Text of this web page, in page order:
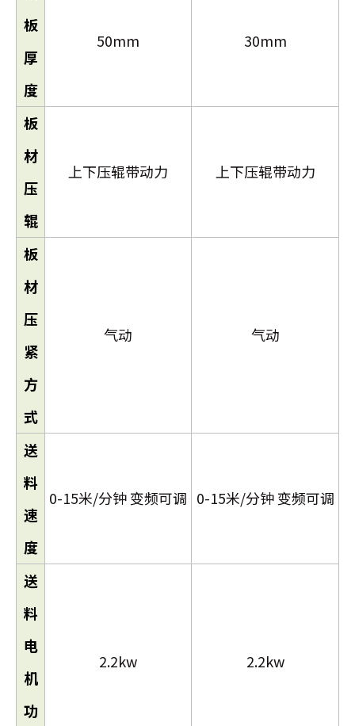
板
厚
度
50mm 30mm
板
材
压
辊
上下压辊带动力 上下压辊带动力
板
材
压
紧
方
式
气动 气动
送
料
速
度
0-15米/分钟 变频可调 0-15米/分钟 变频可调
送
料
电
机
功
2.2kw 2.2kw